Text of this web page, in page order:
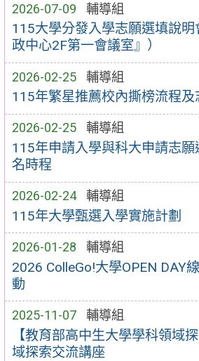
2026-07-09 輔導組
115大學分發入學志願選填說
政中心2F第一會議室』）
2026-02-25 輔導組
115年繁星推薦校內撕榜流程
2026-02-25 輔導組
115年申請入學與科大申請志
名時程
2026-02-24 輔導組
115年大學甄選入學實施計劃
2026-01-28 輔導組
2026 ColleGo!大學OPEN DAY
動
2025-11-07 輔導組
【教育部高中生大學學科領域
域探索交流講座